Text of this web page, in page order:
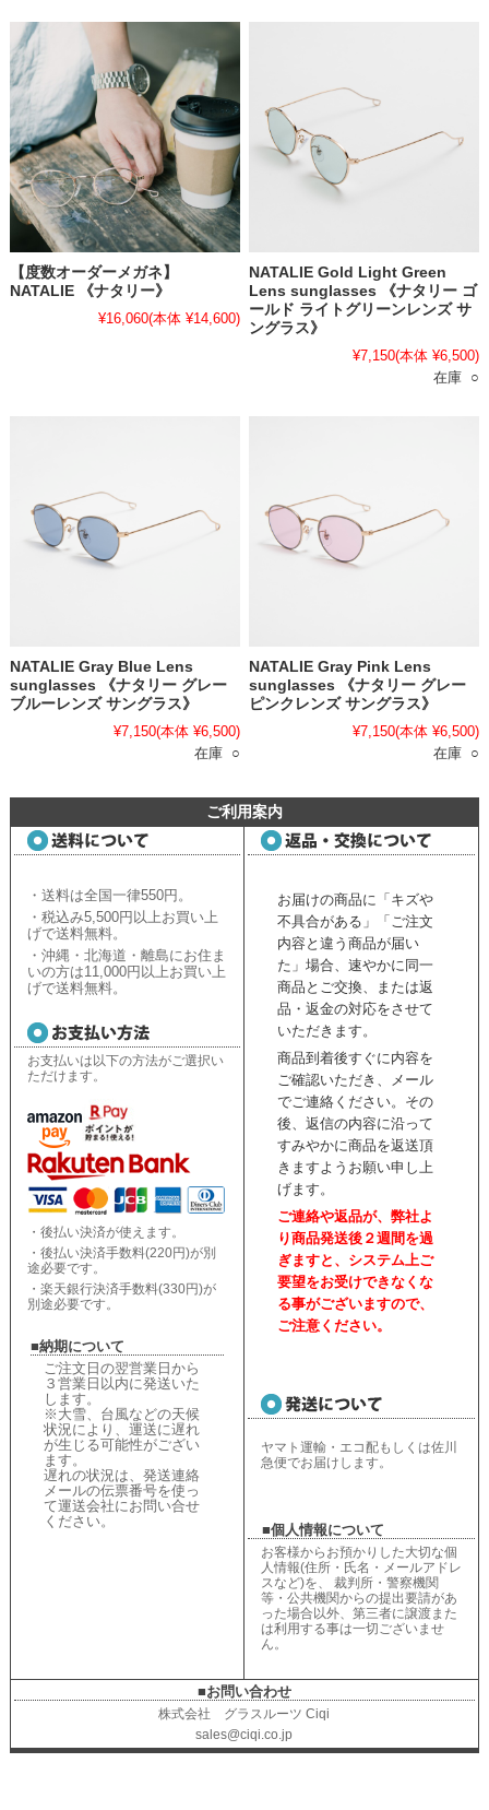
【度数オーダーメガネ】
NATALIE 《ナタリー》
¥16,060(本体 ¥14,600)
NATALIE Gold Light Green
Lens sunglasses 《ナタリー ゴ
ールド ライトグリーンレンズ サ
ングラス》
¥7,150(本体 ¥6,500)
在庫 ○
NATALIE Gray Blue Lens
sunglasses 《ナタリー グレー
ブルーレンズ サングラス》
¥7,150(本体 ¥6,500)
在庫 ○
NATALIE Gray Pink Lens
sunglasses 《ナタリー グレー
ピンクレンズ サングラス》
¥7,150(本体 ¥6,500)
在庫 ○
ご利用案内
・送料は全国一律550円。
・税込み5,500円以上お買い上
げで送料無料。
・沖縄・北海道・離島にお住ま
いの方は11,000円以上お買い上
げで送料無料。
お支払いは以下の方法がご選択い
ただけます。
・後払い決済が使えます。
・後払い決済手数料(220円)が別
途必要です。
・楽天銀行決済手数料(330円)が
別途必要です。
■納期について
ご注文日の翌営業日から
３営業日以内に発送いた
します。
※大雪、台風などの天候
状況により、 運送に遅れ
が生じる可能性がござい
ます。
遅れの状況は、 発送連絡
メールの伝票番号を使っ
て運送会社にお問い合せ
ください。
お届けの商品に「キズや
不具合がある」「ご注文
内容と違う商品が届い
た」場合、速やかに同一
商品とご交換、または返
品・返金の対応をさせて
いただきます。
商品到着後すぐに内容を
ご確認いただき、
メール
でご連絡ください。 その
後、返信の内容に沿って
すみやかに商品を返送頂
きますようお願い申し上
げます。
ご連絡や返品が、弊社よ
り商品発送後２週間を過
ぎますと、 システム上ご
要望をお受けできなくな
る事がございますので、
ご注意ください。
ヤマト運輸・エコ配もしくは佐川
急便でお届けします。
■個人情報について
お客様からお預かりした大切な個
人情報(住所・氏名・メールアドレ
スなど)を、 裁判所・警察機関
等・公共機関からの提出要請があ
った場合以外、第三者に譲渡また
は利用する事は一切ございませ
ん。
■お問い合わせ
株式会社 グラスルーツ Ciqi
sales@ciqi.co.jp